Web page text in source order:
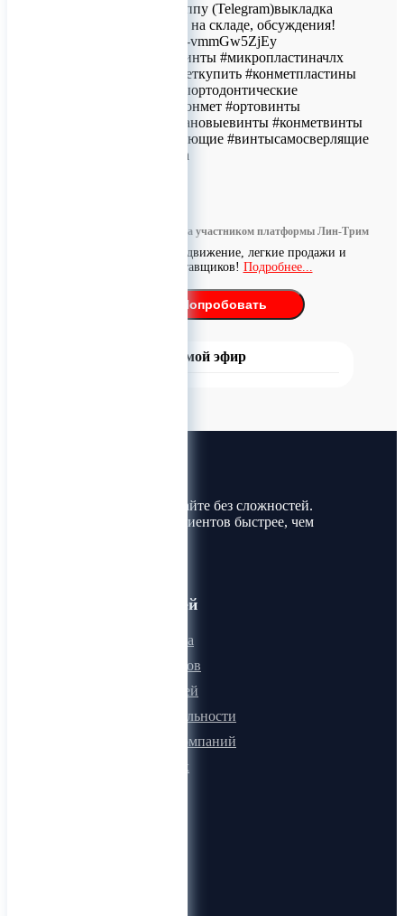
Приглашаем в группу (Telegram)выкладка
новостей, наличие на складе, обсуждения!
https://t.me/+Gby76-vmmGw5ZjEy
#конмет #конметвинты #микропластиначлх
#конметчлх #конметкупить #конметпластины
#винтычлх #винтыортодонтические
#миниимплантатконмет #ортовинты
#минивинты #титановыевинты #конметвинты
#винтысамонарезающие #винтысамосверлящие
ERID: 2VtzqutzqLh
Информация размещена участником платформы Лин-Трим
Бесплатное продвижение, легкие продажи и
поиск поставщиков! Подробнее...
Попробовать
Прямой эфир
Покупайте и продавайте без сложностей.
Найдите товары и клиентов быстрее, чем
Для пользователей
Онлайн визитка
Для поставщиков
Для покупателей
Программа лояльности
Микроблоги компаний
Быстрый поиск